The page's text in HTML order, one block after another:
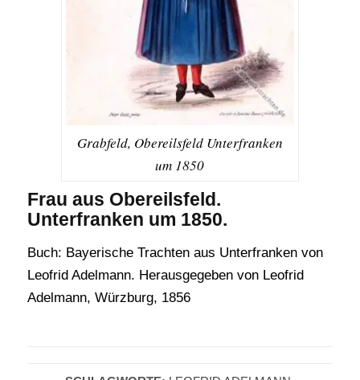
Grabfeld, Obereilsfeld Unterfranken
um 1850
Frau aus Obereilsfeld.
Unterfranken um 1850.
Buch: Bayerische Trachten aus Unterfranken von
Leofrid Adelmann. Herausgegeben von Leofrid
Adelmann, Würzburg, 1856